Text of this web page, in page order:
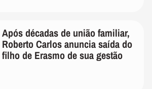
Após décadas de união familiar,
Roberto Carlos anuncia saída do
filho de Erasmo de sua gestão